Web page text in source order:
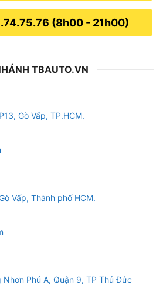
Tính năng của màn hình DVD
dụng mượt mà
Platinum chạy đa nhiệm nhiều
ứng dụng cùng một lúc . Thao
(8h00 - 21h00)
TBAUTO.VN
Gò Vấp, TP.HCM.
Vấp, Thành phố HCM.
Nhơn Phú A, Quận 9, TP Thủ Đức